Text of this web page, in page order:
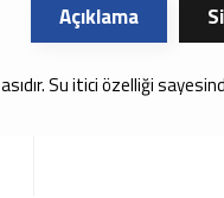
Açıklama
Su itici özelliği